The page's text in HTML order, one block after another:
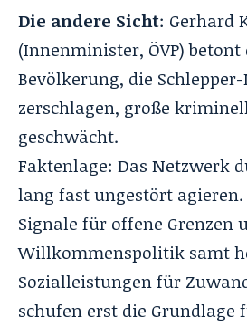
Die andere Sicht: Gerhard
(Innenminister, ÖVP) betont
Bevölkerung, die
zerschlagen, große
geschwächt.
Faktenlage: Das Netzwerk
lang fast ungestört agieren.
Signale für offene Grenzen
Willkommenspolitik samt
Sozialleistungen für
schufen erst die Grundlage